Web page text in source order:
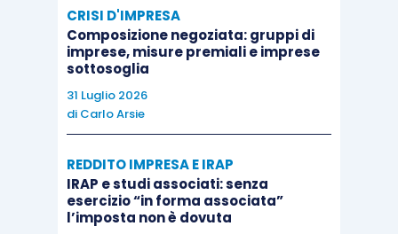
punto 8, relativamente alle somme esposte al
punto 2, va indicato l’importo degli interessi per
ravvedimento ai sensi dell’
472/1997.Non deve essere compilato alcun rigo
per il versamento della sanzione.
punto 9occorre barrare la casella nel caso in
cui il versamento, evidenziato al punto 7, sia
CRISI D'IMPRESA
Composizione negoziata: gruppi di
imprese, misure premiali e imprese
sottosoglia
31 Luglio 2026
di Carlo Arsie
REDDITO IMPRESA E IRAP
IRAP e studi associati: senza
esercizio “in forma associata”
l’imposta non è dovuta